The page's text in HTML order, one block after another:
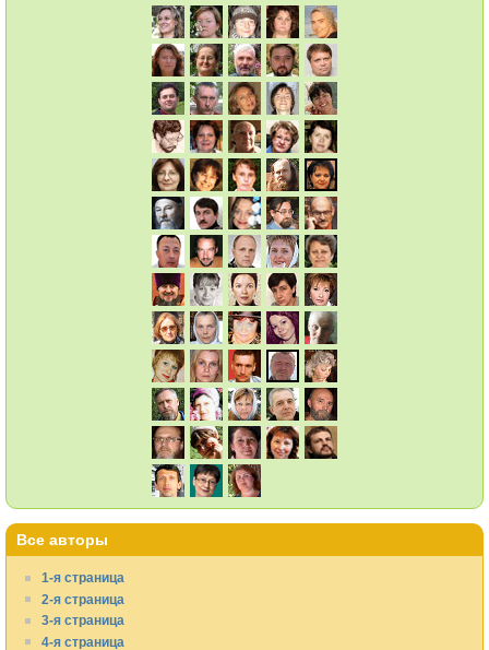
Все авторы
1-я страница
2-я страница
3-я страница
4-я страница